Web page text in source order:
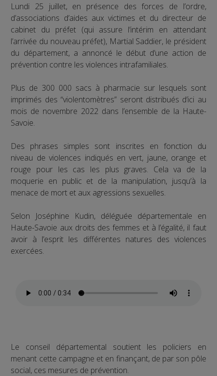
Lundi 25 juillet, en présence des forces de l’ordre,
d’associations d’aides aux victimes et du directeur de
cabinet du préfet (qui assure l’intérim en attendant
l’arrivée du nouveau préfet), Martial Saddier, le président
du département, a annoncé le début d’une action de
prévention contre les violences intrafamiliales.
Plus de 300 000 sacs à pharmacie sur lesquels sont
imprimés des “violentomètres” seront distribués d’ici au
mois de novembre 2022 dans l’ensemble de la Haute-
Savoie.
Des phrases simples sont inscrites en fonction du
niveau de violences indiqués en vert, jaune, orange et
rouge pour les cas les plus graves. Cela va de la
moquerie en public et de la manipulation, jusqu’à la
menace de mort et aux agressions sexuelles.
Selon Joséphine Kudin, déléguée départementale en
Haute-Savoie aux droits des femmes et à l’égalité, il faut
avoir à l’esprit les différentes natures des violences
exercées.
Le conseil départemental soutient les policiers en
menant cette campagne et en finançant, de par son pôle
social, ces mesures de prévention.